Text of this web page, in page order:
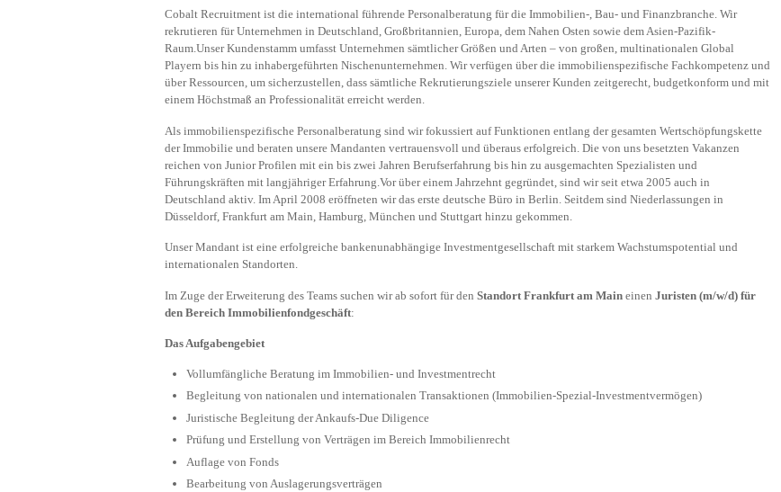
Cobalt Recruitment ist die international führende Personalberatung für die Immobilien-, Bau- und Finanzbranche. Wir
rekrutieren für Unternehmen in Deutschland, Großbritannien, Europa, dem Nahen Osten sowie dem Asien-Pazifik-
Raum.Unser Kundenstamm umfasst Unternehmen sämtlicher Größen und Arten – von großen, multinationalen Global
Playern bis hin zu inhabergeführten Nischenunternehmen. Wir verfügen über die immobilienspezifische Fachkompetenz und
über Ressourcen, um sicherzustellen, dass sämtliche Rekrutierungsziele unserer Kunden zeitgerecht, budgetkonform und mit
einem Höchstmaß an Professionalität erreicht werden.
Als immobilienspezifische Personalberatung sind wir fokussiert auf Funktionen entlang der gesamten Wertschöpfungskette
der Immobilie und beraten unsere Mandanten vertrauensvoll und überaus erfolgreich. Die von uns besetzten Vakanzen
reichen von Junior Profilen mit ein bis zwei Jahren Berufserfahrung bis hin zu ausgemachten Spezialisten und
Führungskräften mit langjähriger Erfahrung.Vor über einem Jahrzehnt gegründet, sind wir seit etwa 2005 auch in
Deutschland aktiv. Im April 2008 eröffneten wir das erste deutsche Büro in Berlin. Seitdem sind Niederlassungen in
Düsseldorf, Frankfurt am Main, Hamburg, München und Stuttgart hinzu gekommen.
Unser Mandant ist eine erfolgreiche bankenunabhängige Investmentgesellschaft mit starkem Wachstumspotential und
internationalen Standorten.
Im Zuge der Erweiterung des Teams suchen wir ab sofort für den Standort Frankfurt am Main einen Juristen (m/w/d) für
den Bereich Immobilienfondgeschäft:
Das Aufgabengebiet
Vollumfängliche Beratung im Immobilien- und Investmentrecht
Begleitung von nationalen und internationalen Transaktionen (Immobilien-Spezial-Investmentvermögen)
Juristische Begleitung der Ankaufs-Due Diligence
Prüfung und Erstellung von Verträgen im Bereich Immobilienrecht
Auflage von Fonds
Bearbeitung von Auslagerungsverträgen